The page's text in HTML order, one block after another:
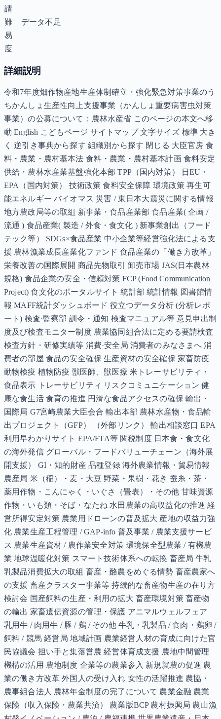
請
難
易
度
データ不足
詳細説明
令和7年度畑作物産地生産体制確立・強化緊急対策事業のう
ちかんしょ生産性向上支援事業（かんしょ重要病害虫対策
事業）の公募について：農林水産省 このページの本文へ移
動 English こどもページ サイトマップ 文字サイズ 標準 大き
く 逆引き事典から探す 組織別から探す 閉じる 大臣官房 食
料・農業・農村基本法 食料・農業・農村基本計画 食料安定
供給・農林水産業基盤強化本部 TPP（国内対策） 日EU・
EPA（国内対策） 技術政策 食料安全保障 環境政策 再生可
能エネルギー バイオマス 災害 / 東日本大震災に関する情報
地方農政局等の取組 新事業・食品産業部 食品産業( 企画 /
流通 ) 食品産業( 製造 / 外食・食文化 ) 新事業創出（フード
テック等） SDGs×食品産業 中小企業等経営強化法による支
援 農林漁業成長産業化ファンド 食品産業の「働き方改革」
栄養改善の国際展開 商品先物取引 卸売市場 JAS(日本農林
規格) 食品企業の安全・信頼対策 FCP (Food Communication
Project) 食文化のポータルサイト 統計部 統計情報 図書館情
報 MAFF統計ダッシュボード 役立つデータ分析 (分析レポ
ート) 検査·監察部 訓令・通知 検査マニュアル等 意見申出制
度及び検査モニター制度 農業協同組合法に定める要請検査
検査方針・研修実績等 消費·安全局 消費者のみなさまへ 消
費者の部屋 食品の安全確保 生産資材の安全確保 家畜防疫
動物検疫 植物防疫 獣医師、獣医療 米トレーサビリティ・
食品表示 トレーサビリティ リスクコミュニケーション 健
康な食生活 食育の推進 円滑な食品アクセスの確保 輸出・
国際局 G7宮崎農業大臣会合 輸出本部 農林水産物・食品輸
出プロジェクト（GFP） （外部リンク） 輸出相談窓口 EPA
利用早わかりサイト EPA/FTA等 関税制度 日本食・食文化
の海外発信 グローバル・フードバリューチェーン（海外展
開支援） GI・知的財産 品種登録 海外農業情報・貿易情報
農産局 米（稲）・麦・大豆 野菜・果樹・花き 蚕糸・茶・
薬用作物・こんにゃく・いぐさ（畳表）・その他 甘味資源
作物・いも類・そば・なたね 水田農業の高収益化の推進 経
営所得安定対策 農業用ドローンの普及拡大 産地の収益力強
化 農業生産工程管理 / GAP-info 普及事業 / 農業支援サービ
ス 農業生産資材 / 農作業安全対策 環境保全型農業 / 有機農
業 地球温暖化対策 スマート技術体系への転換 畜産局 牛乳
乳製品消費拡大の取組 畜産・酪農をめぐる情勢 畜産農家へ
の支援 畜産クラスター事業等 持続的な畜産物生産の在り方
検討会 国産飼料の生産・利用の拡大 畜産環境対策 畜産物
の輸出 家畜遺伝資源の管理・保護 アニマルウェルフェア
乳用牛 / 肉用牛 / 豚 / 鶏 / その他 牛乳・乳製品 / 食肉・鶏卵 /
飼料 / 競馬 経営局 地域計画 農業経営人材の育成に向けた官
民協議会 担い手と集落営農 経営体育成支援 農地中間管理
機構の活用 農地制度 企業等の農業参入 新規就農の促進 農
業の働き方改革 外国人の受け入れ 女性の活躍推進 農協・
農事組合法人 農林年金制度の完了について 農業金融 農業
保険（収入保険・農業共済） 農業版BCP 農村振興局 農山漁